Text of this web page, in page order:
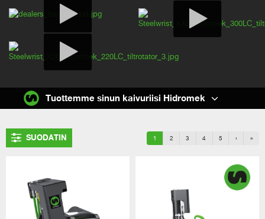
SUODATIN 1 2 3 4 5 › »
Tuottemme sinun kaivuriisi Hidromek